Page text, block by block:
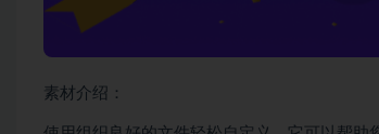
素材介绍：